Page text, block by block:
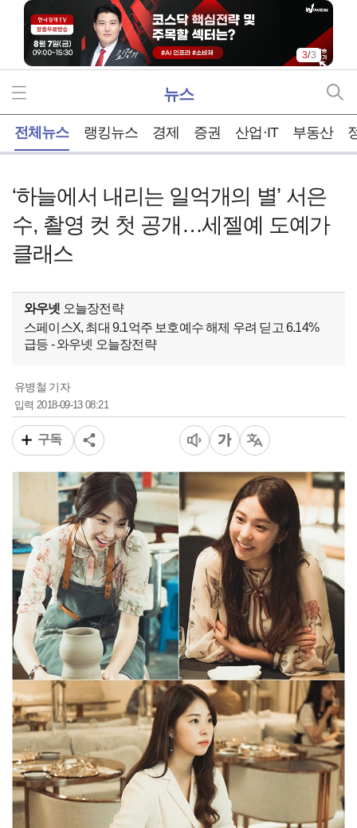
3/3
뉴스
전체뉴스 랭킹뉴스 경제 증권 산업·IT 부동산
‘하늘에서 내리는 일억개의 별’ 서은
수, 촬영 컷 첫 공개…세젤예 도예가
클래스
와우넷 오늘장전략
스페이스X, 최대 9.1억주 보호예수 해제 우려 딛고 6.14%
급등 - 와우넷 오늘장전략
유병철 기자
입력 2018-09-13 08:21
구독